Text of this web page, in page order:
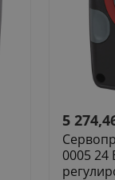
5
0005 24